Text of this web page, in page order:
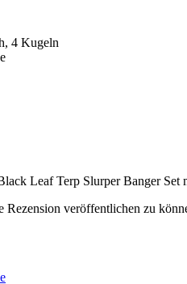
4 Kugeln
Leaf Terp Slurper Banger Set
Rezension veröffentlichen zu